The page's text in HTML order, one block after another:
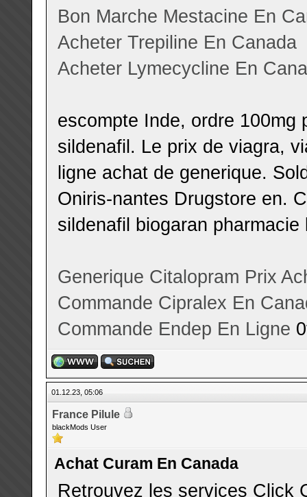
Bon Marche Mestacine En
Acheter Trepiline En Canada
Acheter Lymecycline En
escompte Inde, ordre 100mg
sildenafil. Le prix de viagra,
ligne achat de generique.
Oniris-nantes Drugstore en.
sildenafil biogaran pharmacie
Generique Citalopram Prix
Commande Cipralex En
Commande Endep En Ligne
01.12.23, 05:06
France Pilule
blackMods User
Achat Curam En Canada
Retrouvez les services Click